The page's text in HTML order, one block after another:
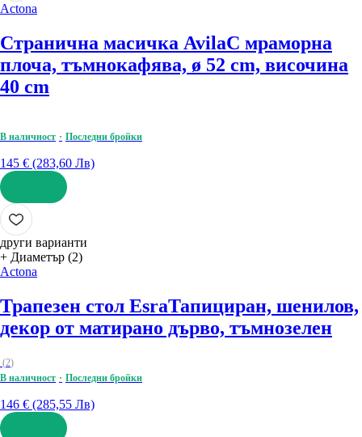
Actona
Странична масичка AvilaС мраморна
плоча, тъмнокафява, ø 52 cm, височина
40 cm
В наличност Последни бройки
145 € (283,60 Лв)
ДОБАВИ
други варианти
+ Диаметър (2)
Actona
Трапезен стол EsraТапициран, шенилов,
декор от матирано дърво, тъмнозелен
(2)
В наличност
Последни бройки
146 € (285,55 Лв)